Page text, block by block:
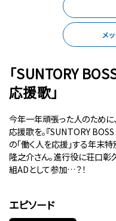
メ
「SUNTORY
応援歌」
今年一年頑張った人のために
応援歌を。『SUNTORY
の「働く人を応援」する年末
隆之介さん。進行役に荘口彰
組ADとして参加…？！
エピソード